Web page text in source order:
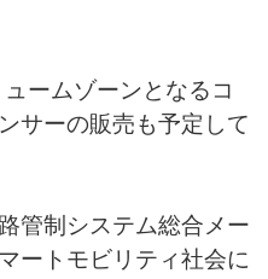
ームゾーンとなるコ
サーの販売も予定して
管制システム総合メー
ートモビリティ社会に